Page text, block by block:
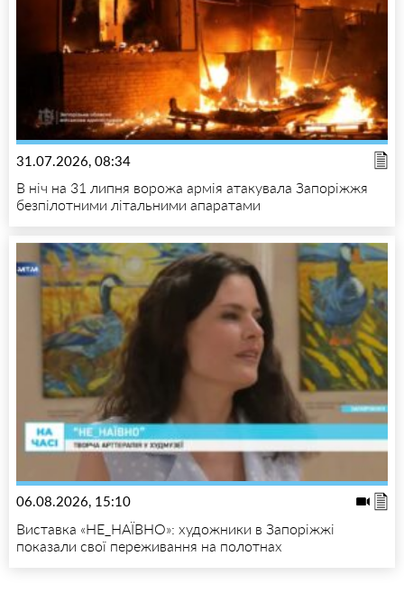
31.07.2026, 08:34
В ніч на 31 липня ворожа армія атакувала Запоріжжя
безпілотними літальними апаратами
06.08.2026, 15:10
Виставка «НЕ_НАЇВНО»: художники в Запоріжжі
показали свої переживання на полотнах